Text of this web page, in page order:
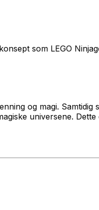
som LEGO
og magi.
universene.